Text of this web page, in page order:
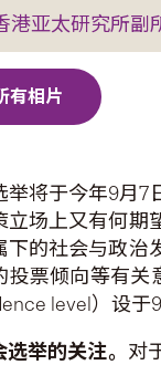
港亚太研究所副
举将于今年9月
立场上又有何期
下的社会与政治
票倾向等有关
level）设于
举的关注。 对